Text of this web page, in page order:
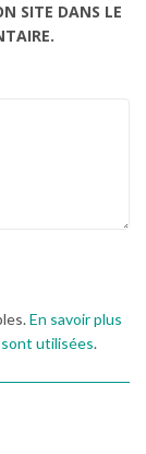
SITE DANS LE
En savoir plus
utilisées.